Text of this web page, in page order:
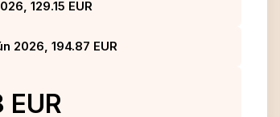
129.15 EUR
2026, 194.87 EUR
EUR